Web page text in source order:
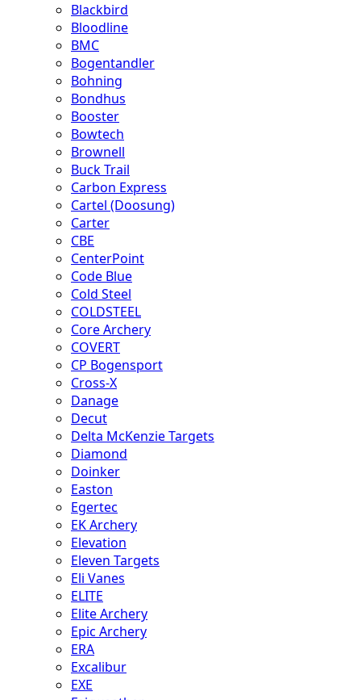
Blackbird
Bloodline
BMC
Bogentandler
Bohning
Bondhus
Booster
Bowtech
Brownell
Buck Trail
Carbon Express
Cartel (Doosung)
Carter
CBE
CenterPoint
Code Blue
Cold Steel
COLDSTEEL
Core Archery
COVERT
CP Bogensport
Cross-X
Danage
Decut
Delta McKenzie Targets
Diamond
Doinker
Easton
Egertec
EK Archery
Elevation
Eleven Targets
Eli Vanes
ELITE
Elite Archery
Epic Archery
ERA
Excalibur
EXE